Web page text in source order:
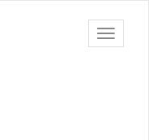
barra